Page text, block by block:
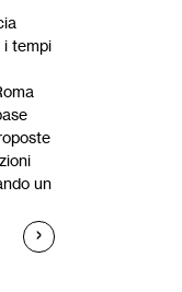
i tempi
un